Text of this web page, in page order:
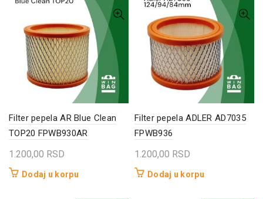
Filter pepela AR Blue Clean
TOP20 FPWB930AR
1.200,00 RSD
Dodaj u korpu
Filter pepela ADLER AD7035
FPWB936
1.200,00 RSD
Dodaj u korpu